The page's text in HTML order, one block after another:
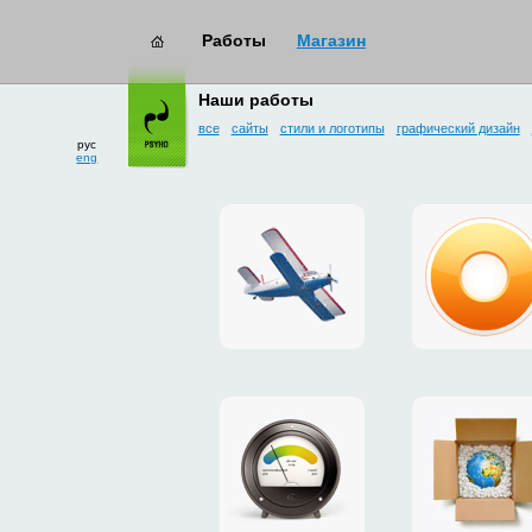
Работы Магазин
рус
eng
Наши работы
все сайты стили и логотипы графический дизайн
сайт
для
дропзоны
дизайн
плагина
g.ua
для
Chrome
промо-
сайт
утеплителя
система